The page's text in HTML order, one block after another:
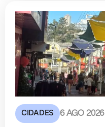
CIDADES 6 AGO 2026